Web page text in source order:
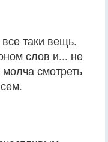
таки вещь.
слов и... не
смотреть